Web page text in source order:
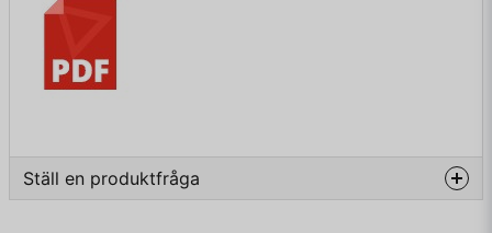
Ställ en produktfråga